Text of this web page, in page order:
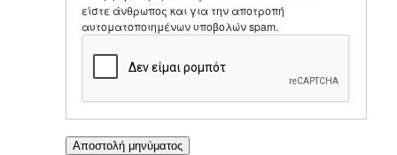
είστε άνθρωπος και για την αποτροπή
αυτοματοποιημένων υποβολών spam.